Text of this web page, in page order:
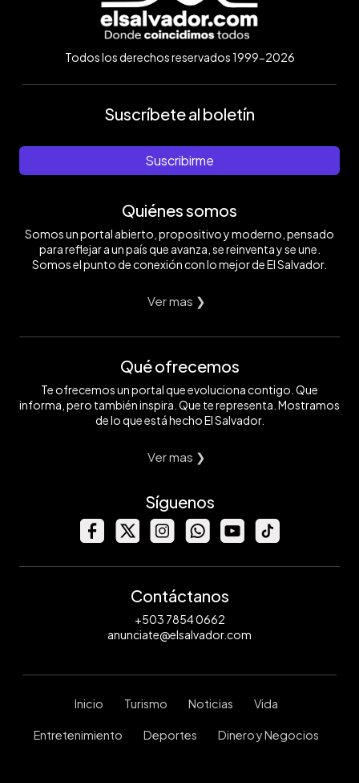
Todos los derechos reservados 1999-2026
Suscríbete al boletín
Suscribirme
Quiénes somos
Somos un portal abierto, propositivo y moderno, pensado
para reflejar a un país que avanza, se reinventa y se une.
Somos el punto de conexión con lo mejor de El Salvador.
Ver mas ❯
Qué ofrecemos
Te ofrecemos un portal que evoluciona contigo. Que
informa, pero también inspira. Que te representa. Mostramos
de lo que está hecho El Salvador.
Ver mas ❯
Síguenos
Contáctanos
+503 7854 0662
anunciate@elsalvador.com
Inicio Turismo Noticias Vida
Entretenimiento Deportes Dinero y Negocios